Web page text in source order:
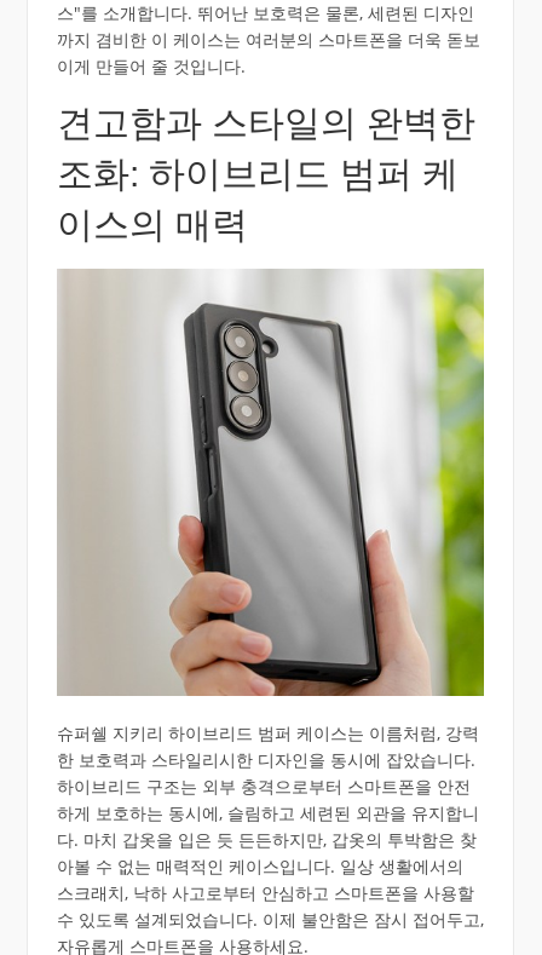
스"를 소개합니다. 뛰어난 보호력은 물론, 세련된 디자인
까지 겸비한 이 케이스는 여러분의 스마트폰을 더욱 돋보
이게 만들어 줄 것입니다.
견고함과 스타일의 완벽한
조화: 하이브리드 범퍼 케
이스의 매력
슈퍼쉘 지키리 하이브리드 범퍼 케이스는 이름처럼, 강력
한 보호력과 스타일리시한 디자인을 동시에 잡았습니다.
하이브리드 구조는 외부 충격으로부터 스마트폰을 안전
하게 보호하는 동시에, 슬림하고 세련된 외관을 유지합니
다. 마치 갑옷을 입은 듯 든든하지만, 갑옷의 투박함은 찾
아볼 수 없는 매력적인 케이스입니다. 일상 생활에서의
스크래치, 낙하 사고로부터 안심하고 스마트폰을 사용할
수 있도록 설계되었습니다. 이제 불안함은 잠시 접어두고,
자유롭게 스마트폰을 사용하세요.